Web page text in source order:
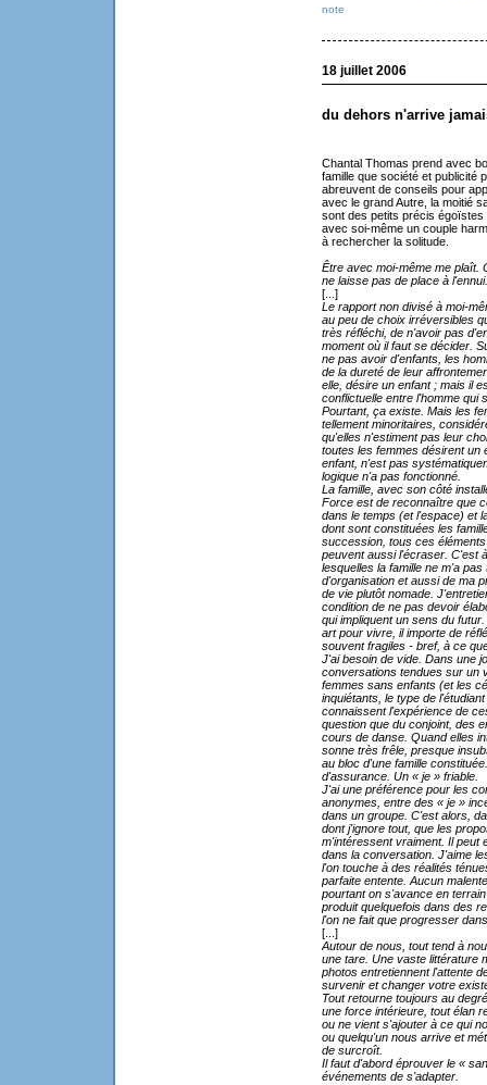
note
18 juillet 2006
du dehors n'arrive
Chantal Thomas prend avec
famille que société et publicité
abreuvent de conseils pour
avec le grand Autre, la moitié
sont des petits précis
avec soi-même un couple
à rechercher la solitude.
Être avec moi-même me plaît.
ne laisse pas de place à l'ennui.
[...]
Le rapport non divisé à moi-
au peu de choix irréversibles
très réfléchi, de n'avoir pas
moment où il faut se décider.
ne pas avoir d'enfants, les
de la dureté de leur
elle, désire un enfant ; mais il
conflictuelle entre l'homme qui
Pourtant, ça existe. Mais les
tellement minoritaires,
qu'elles n'estiment pas leur
toutes les femmes désirent un
enfant, n'est pas
logique n'a pas fonctionné.
La famille, avec son côté
Force est de reconnaître que
dans le temps (et l'espace) et
dont sont constituées les
succession, tous ces
peuvent aussi l'écraser. C'est
lesquelles la famille ne m'a
d'organisation et aussi de ma
de vie plutôt nomade.
condition de ne pas devoir
qui impliquent un sens du
art pour vivre, il importe de
souvent fragiles - bref, à ce
J'ai besoin de vide. Dans une
conversations tendues sur un
femmes sans enfants (et les
inquiétants, le type de
connaissent l'expérience de
question que du conjoint, des
cours de danse. Quand elles
sonne très frêle, presque
au bloc d'une famille
d'assurance. Un « je » friable.
J'ai une préférence pour les
anonymes, entre des « je »
dans un groupe. C'est alors,
dont j'ignore tout, que les
m'intéressent vraiment. Il peut
dans la conversation. J'aime
l'on touche à des réalités
parfaite entente. Aucun
pourtant on s'avance en
produit quelquefois dans des
l'on ne fait que progresser
[...]
Autour de nous, tout tend à
une tare. Une vaste littérature
photos entretiennent l'attente
survenir et changer votre
Tout retourne toujours au
une force intérieure, tout élan
ou ne vient s'ajouter à ce qui
ou quelqu'un nous arrive et
de surcroît.
Il faut d'abord éprouver le «
événements de s'adapter.